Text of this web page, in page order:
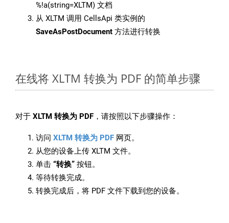
%!a(string=XLTM) 文档
从 XLTM 调用 CellsApi 类实例的
SaveAsPostDocument 方法进行转换
在线将 XLTM 转换为 PDF 的简单步骤
对于 XLTM 转换为 PDF ，请按照以下步骤操作：
访问 XLTM 转换为 PDF 网页。
从您的设备上传 XLTM 文件。
单击 “转换” 按钮。
等待转换完成。
转换完成后，将 PDF 文件下载到您的设备。